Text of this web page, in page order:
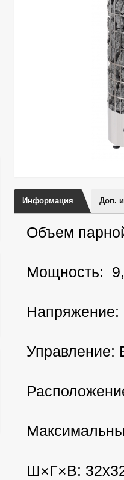
Информация Доп.
Объем
Мощность:
Напряжение:
Управление:
Ш×Г×В: